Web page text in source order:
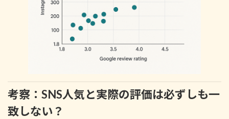
考察：SNS人気と実際の評価は必ずしも一
致しない？